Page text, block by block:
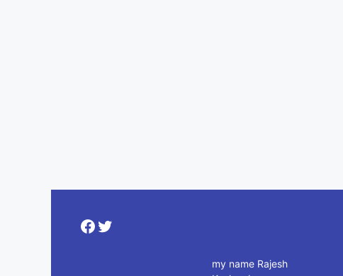
Facebook
Twitter
my name Rajesh